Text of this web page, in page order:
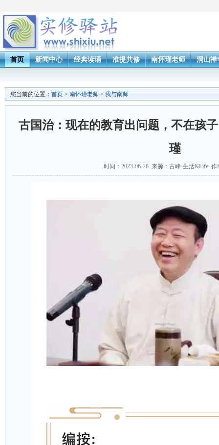
首页 新闻中心 经典读诵 准提共修 南怀瑾老师 洞山禅
您当前的位置： 首页 > 南怀瑾老师 > 我与南师
古国治：现在的教育出问题，不在孩
瑾
时间：2023-06-28 来源：古峰·生活&Life 作